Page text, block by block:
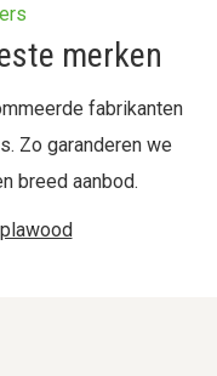
merken
fabrikanten
Zo garanderen we
breed aanbod.